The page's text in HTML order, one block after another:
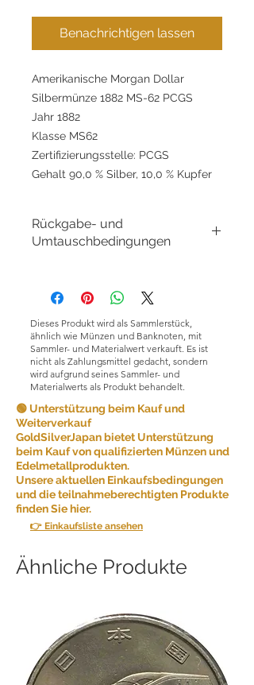
Benachrichtigen lassen
Amerikanische Morgan Dollar
Silbermünze 1882 MS-62 PCGS
Jahr 1882
Klasse MS62
Zertifizierungsstelle: PCGS
Gehalt 90,0 % Silber, 10,0 % Kupfer
Rückgabe- und
Umtauschbedingungen
GoldSilverJapan Co., Ltd. ist bestrebt,
Dienstleistungen anzubieten und die
Kundenzufriedenheit sicherzustellen.
Aufgrund der Art der von uns
verkauften Produkte akzeptieren wir
aus Gründen der Kundenfreundlichkeit
grundsätzlich keine Rücksendungen.
Unter bestimmten Umständen können
wir jedoch ausnahmsweise
Rücksendungen akzeptieren.
Rücksendungen sind möglich, wenn
die folgenden Bedingungen erfüllt
sind:
anderen Artikel erhalten als den, den
Sie bestellt haben, informieren Sie uns
dann den richtigen Artikel zu und
übernehmen alle zusätzlich
anfallenden Versandkosten.
Wenn Sie einen oder mehrere Teile
Dieses Produkt wird als Sammlerstück,
ähnlich wie Münzen und Banknoten, mit
Sammler- und Materialwert verkauft. Es ist
nicht als Zahlungsmittel gedacht, sondern
wird aufgrund seines Sammler- und
Materialwerts als Produkt behandelt.
🟢 Unterstützung beim Kauf und
Weiterverkauf
GoldSilverJapan bietet Unterstützung
beim Kauf von qualifizierten Münzen und
Edelmetallprodukten.
Unsere aktuellen Einkaufsbedingungen
und die teilnahmeberechtigten Produkte
finden Sie hier.
👉 Einkaufsliste ansehen
Ähnliche Produkte